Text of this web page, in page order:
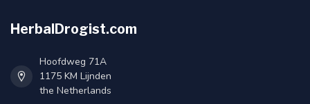
HerbalDrogist.com
Hoofdweg 71A
1175 KM Lijnden
the Netherlands